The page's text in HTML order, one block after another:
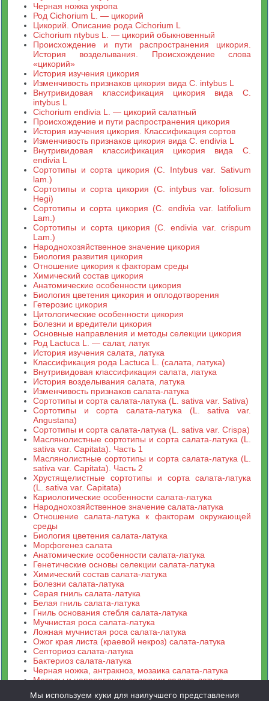
Черная ножка укропа
Род Cichorium L. — цикорий
Цикорий. Описание рода Cichorium L
Cichorium ntybus L. — цикорий обыкновенный
Происхождение и пути распространения цикория.
История возделывания. Происхождение слова
«цикорий»
История изучения цикория
Изменчивость признаков цикория вида С. intybus L
Внутривидовая классификация цикория вида С.
intybus L
Cichorium endivia L. — цикорий салатный
Происхождение и пути распространения цикория
История изучения цикория. Классификация сортов
Изменчивость признаков цикория вида С. endivia L
Внутривидовая классификация цикория вида С.
endivia L
Сортотипы и сорта цикория (C. Intybus var. Sativum
lam.)
Сортотипы и сорта цикория (С. intybus var. foliosum
Hegi)
Сортотипы и сорта цикория (С. endivia var. latifolium
Lam.)
Сортотипы и сорта цикория (С. endivia var. crispum
Lam.)
Народнохозяйственное значение цикория
Биология развития цикория
Отношение цикория к факторам среды
Химический состав цикория
Анатомические особенности цикория
Биология цветения цикория и оплодотворения
Гетерозис цикория
Цитологические особенности цикория
Болезни и вредители цикория
Основные направления и методы селекции цикория
Род Lactuca L. — салат, латук
История изучения салата, латука
Классификация рода Lactuca L. (салата, латука)
Внутривидовая классификация салата, латука
История возделывания салата, латука
Изменчивость признаков салата-латука
Сортотипы и сорта салата-латука (L. sativa var. Sativa)
Сортотипы и сорта салата-латука (L. sativa var.
Angustana)
Сортотипы и сорта салата-латука (L. sativa var. Crispa)
Маслянолистные сортотипы и сорта салата-латука (L.
sativa var. Capitata). Часть 1
Маслянолистные сортотипы и сорта салата-латука (L.
sativa var. Capitata). Часть 2
Хрустящелистные сортотипы и сорта салата-латука
(L. sativa var. Capitata)
Кариологические особенности салата-латука
Народнохозяйственное значение салата-латука
Отношение салата-латука к факторам окружающей
среды
Биология цветения салата-латука
Морфогенез салата
Анатомические особенности салата-латука
Генетические основы селекции салата-латука
Химический состав салата-латука
Болезни салата-латука
Серая гниль салата-латука
Белая гниль салата-латука
Гниль основания стебля салата-латука
Мучнистая роса салата-латука
Ложная мучнистая роса салата-латука
Ожог края листа (краевой некроз) салата-латука
Септориоз салата-латука
Бактериоз салата-латука
Черная ножка, антракноз, мозаика салата-латука
Методы и направления селекции салата-латука
Мы используем куки для наилучшего представления